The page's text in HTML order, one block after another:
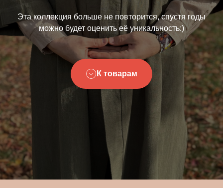
Эта коллекция больше не повторится, спустя годы
можно будет оценить её уникальность:)
К товарам